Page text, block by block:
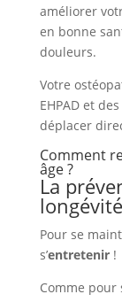
améliorer
en bonne
douleurs.
Votre
EHPAD et
déplacer
Comment
âge ?
La
longévité
Pour se
s’entretenir!
Comme pour